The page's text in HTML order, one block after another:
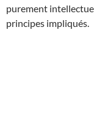
purement
principes impliqués.